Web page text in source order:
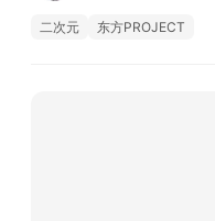
二次元 东方PROJECT